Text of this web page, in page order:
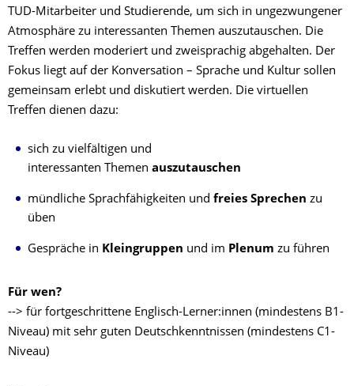
TUD-Mitarbeiter und Studierende, um sich in ungezwungener
Atmosphäre zu interessanten Themen auszutauschen. Die
Treffen werden moderiert und zweisprachig abgehalten. Der
Fokus liegt auf der Konversation – Sprache und Kultur sollen
gemeinsam erlebt und diskutiert werden. Die virtuellen
Treffen dienen dazu:
sich zu vielfältigen und
interessanten Themen auszutauschen
mündliche Sprachfähigkeiten und freies Sprechen zu
üben
Gespräche in Kleingruppen und im Plenum zu führen
Für wen?
--> für fortgeschrittene Englisch-Lerner:innen (mindestens B1-
Niveau) mit sehr guten Deutschkenntnissen (mindestens C1-
Niveau)